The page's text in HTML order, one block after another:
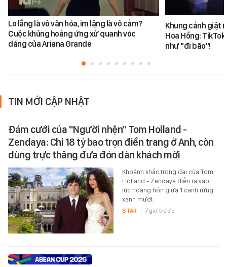
Lo lắng là vô văn hóa, im lặng là vô cảm?
Cuộc khủng hoảng ứng xử quanh vóc
dáng của Ariana Grande
Khung cảnh giật
Hoa Hồng:
như "đi bão"!
TIN MỚI CẬP NHẬT
Đám cưới của "Người nhện" Tom Holland -
Zendaya: Chi 18 tỷ bao trọn điền trang ở Anh, còn
dùng trực thăng đưa đón dàn khách mời
Khoảnh khắc trọng đại của Tom
Holland - Zendaya diễn ra vào
lúc hoàng hôn giữa 1 cánh rừng
xanh mướt.
STAR - 7 giờ trước